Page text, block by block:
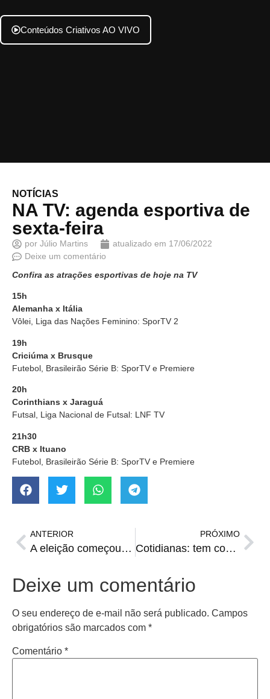
Conteúdos Criativos AO VIVO
NOTÍCIAS
NA TV: agenda esportiva de
sexta-feira
por Júlio Martins atualizado em 17/06/2022
Deixe um comentário
Confira as atrações esportivas de hoje na TV
15h
Alemanha x Itália
Vôlei, Liga das Nações Feminino: SporTV 2
19h
Criciúma x Brusque
Futebol, Brasileirão Série B: SporTV e Premiere
20h
Corinthians x Jaraguá
Futsal, Liga Nacional de Futsal: LNF TV
21h30
CRB x Ituano
Futebol, Brasileirão Série B: SporTV e Premiere
ANTERIOR
A eleição começou na Praça. Quem vai vender mais?
PRÓXIMO
Cotidianas: tem container que pega fogo e lixo no lugar errado
Deixe um comentário
O seu endereço de e-mail não será publicado. Campos
obrigatórios são marcados com *
Comentário *